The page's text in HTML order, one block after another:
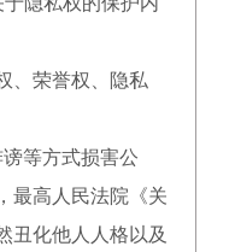
、荣誉权、隐私
等方式损害公
最高人民法院《关
丑化他人人格以及